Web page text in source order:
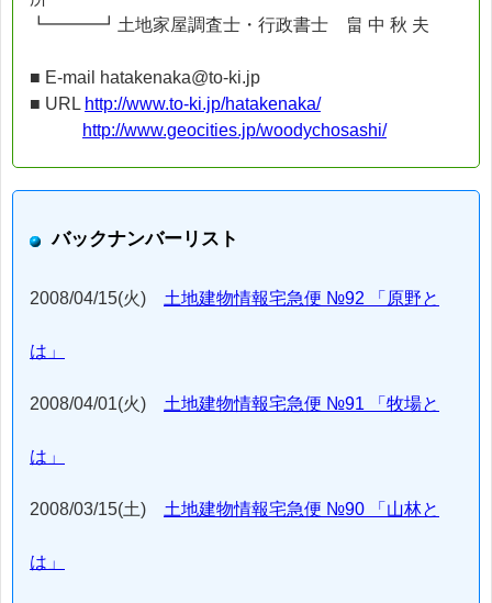
┗━━━┛土地家屋調査士・行政書士 畠 中 秋 夫
■ E-mail hatakenaka@to-ki.jp
■ URL http://www.to-ki.jp/hatakenaka/
http://www.geocities.jp/woodychosashi/
バックナンバーリスト
2008/04/15(火) 土地建物情報宅急便 №92 「原野と
は」
2008/04/01(火) 土地建物情報宅急便 №91 「牧場と
は」
2008/03/15(土) 土地建物情報宅急便 №90 「山林と
は」